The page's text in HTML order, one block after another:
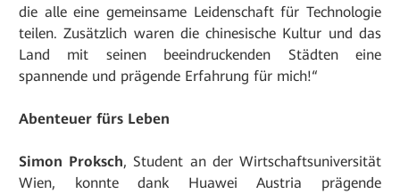
die alle eine gemeinsame Leidenschaft für Technologie
teilen. Zusätzlich waren die chinesische Kultur und das
Land mit seinen beeindruckenden Städten eine
spannende und prägende Erfahrung für mich!“
Abenteuer fürs Leben
Simon Proksch, Student an der Wirtschaftsuniversität
Wien, konnte dank Huawei Austria prägende